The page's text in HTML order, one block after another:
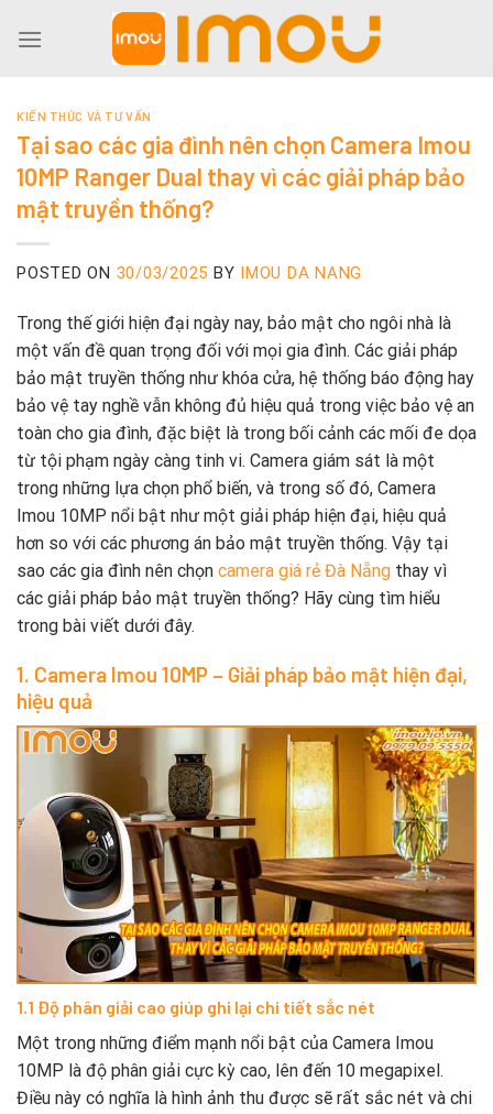
KIẾN THỨC VÀ TƯ VẤN
Tại sao các gia đình nên chọn Camera Imou
10MP Ranger Dual thay vì các giải pháp bảo
mật truyền thống?
POSTED ON 30/03/2025 BY IMOU DA NANG
Trong thế giới hiện đại ngày nay, bảo mật cho ngôi nhà là
một vấn đề quan trọng đối với mọi gia đình. Các giải pháp
bảo mật truyền thống như khóa cửa, hệ thống báo động hay
bảo vệ tay nghề vẫn không đủ hiệu quả trong việc bảo vệ an
toàn cho gia đình, đặc biệt là trong bối cảnh các mối đe dọa
từ tội phạm ngày càng tinh vi. Camera giám sát là một
trong những lựa chọn phổ biến, và trong số đó, Camera
Imou 10MP nổi bật như một giải pháp hiện đại, hiệu quả
hơn so với các phương án bảo mật truyền thống. Vậy tại
sao các gia đình nên chọn camera giá rẻ Đà Nẵng thay vì
các giải pháp bảo mật truyền thống? Hãy cùng tìm hiểu
trong bài viết dưới đây.
1. Camera Imou 10MP – Giải pháp bảo mật hiện đại,
hiệu quả
1.1 Độ phân giải cao giúp ghi lại chi tiết sắc nét
Một trong những điểm mạnh nổi bật của Camera Imou
10MP là độ phân giải cực kỳ cao, lên đến 10 megapixel.
Điều này có nghĩa là hình ảnh thu được sẽ rất sắc nét và chi